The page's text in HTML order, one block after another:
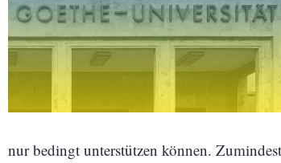
nur bedingt unterstützen können.